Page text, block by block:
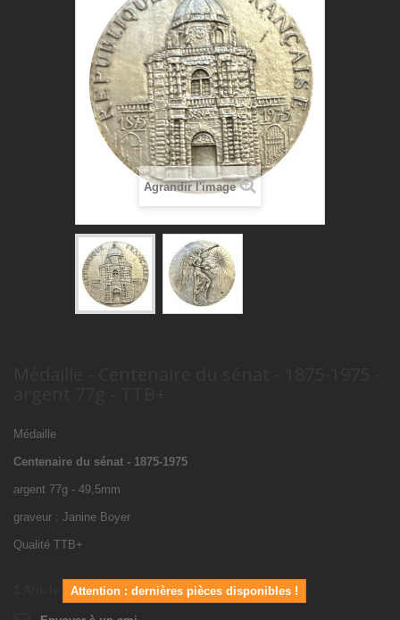
Agrandir l'image
Médaille
Centenaire du sénat - 1875-1975
argent 77g - 49,5mm
graveur : Janine Boyer
Qualité TTB+
Attention : dernières pièces disponibles !